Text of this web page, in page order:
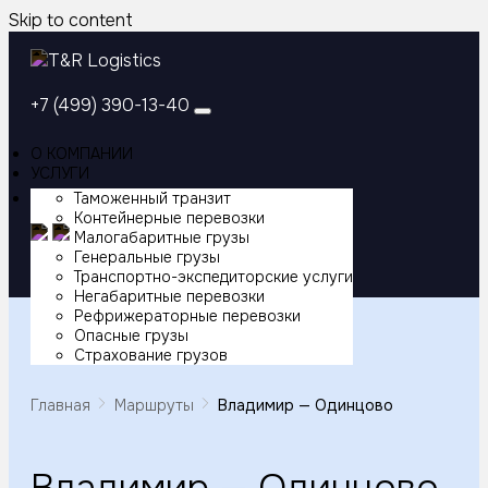
Контейнерные перевозки
Малогабаритные грузы
Генеральные грузы
Транспортно-экспедиторские услуги
Skip to content
+7 (499) 390-13-40
О КОМПАНИИ
УСЛУГИ
Таможенный транзит
Контейнерные перевозки
Малогабаритные грузы
Генеральные грузы
Транспортно-экспедиторские услуги
Негабаритные перевозки
Рефрижераторные перевозки
Опасные грузы
Страхование грузов
КОНТАКТЫ
Главная Маршруты Владимир — Одинцово